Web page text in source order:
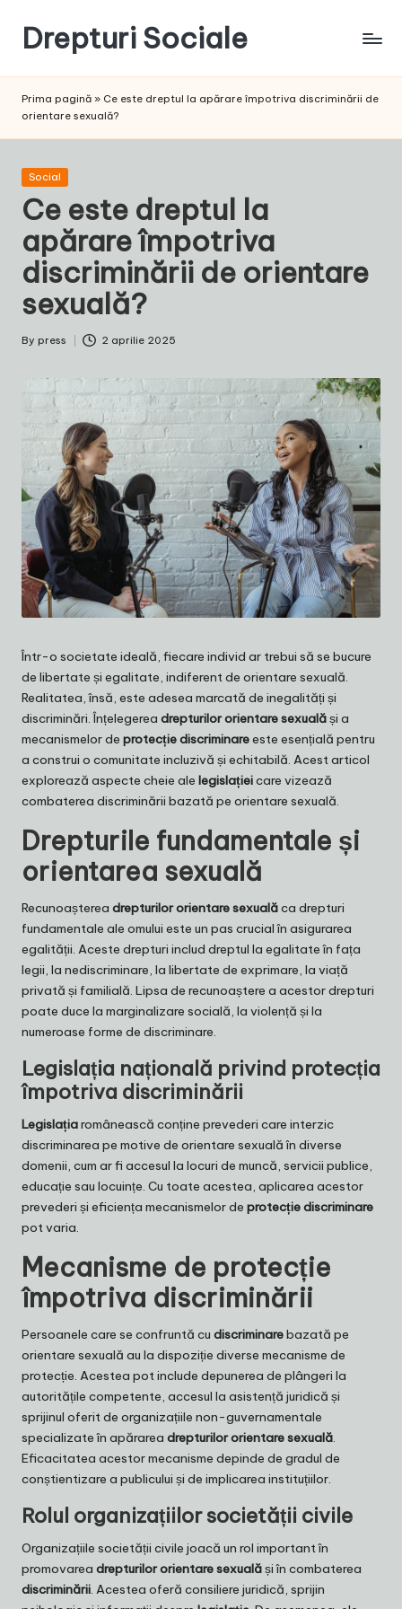
content
Drepturi Sociale
Sociale:
Schimbarea
Noastră!
Prima pagină » Ce este dreptul la apărare împotriva discriminării de
orientare sexuală?
Posted
Social
Ce este dreptul la
apărare împotriva
discriminării de orientare
sexuală?
Posted
By press 2 aprilie 2025
Într-o societate ideală, fiecare individ ar trebui să se bucure
de libertate și egalitate, indiferent de orientare sexuală.
Realitatea, însă, este adesea marcată de inegalități și
discriminări. Înțelegerea drepturilor orientare sexualăși a
mecanismelor de protecție discriminareeste esențială pentru
a construi o comunitate incluzivă și echitabilă. Acest articol
explorează aspecte cheie ale legislațieicare vizează
combaterea discriminării bazată pe orientare sexuală.
Drepturile fundamentale și
orientarea sexuală
Recunoașterea drepturilor orientare sexualăca drepturi
fundamentale ale omului este un pas crucial în asigurarea
egalității. Aceste drepturi includ dreptul la egalitate în fața
legii, la nediscriminare, la libertate de exprimare, la viață
privată și familială. Lipsa de recunoaștere a acestor drepturi
poate duce la marginalizare socială, la violență și la
numeroase forme de discriminare.
Legislația națională privind protecția
împotriva discriminării
Legislațiaromânească conține prevederi care interzic
discriminarea pe motive de orientare sexuală în diverse
domenii, cum ar fi accesul la locuri de muncă, servicii publice,
educație sau locuințe. Cu toate acestea, aplicarea acestor
prevederi și eficiența mecanismelor de protecție discriminare
pot varia.
Mecanisme de protecție
împotriva discriminării
Persoanele care se confruntă cu discriminarebazată pe
orientare sexuală au la dispoziție diverse mecanisme de
protecție. Acestea pot include depunerea de plângeri la
autoritățile competente, accesul la asistență juridică și
sprijinul oferit de organizațiile non-guvernamentale
specializate în apărarea drepturilor orientare sexuală.
Eficacitatea acestor mecanisme depinde de gradul de
conștientizare a publicului și de implicarea instituțiilor.
Rolul organizațiilor societății civile
Organizațiile societății civile joacă un rol important în
promovarea drepturilor orientare sexualăși în combaterea
discriminării. Acestea oferă consiliere juridică, sprijin